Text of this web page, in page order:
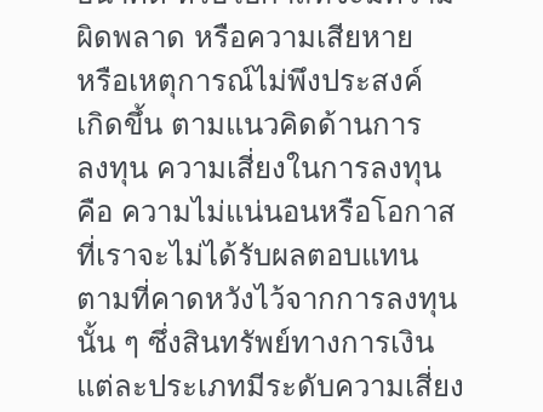
ผิดพลาด หรือความเสียหาย
หรือเหตุการณ์ไม่พึงประสงค์
เกิดขึ้น ตามแนวคิดด้านการ
ลงทุน ความเสี่ยงในการลงทุน
คือ ความไม่แน่นอนหรือโอกาส
ที่เราจะไม่ได้รับผลตอบแทน
ตามที่คาดหวังไว้จากการลงทุน
นั้น ๆ ซึ่งสินทรัพย์ทางการเงิน
แต่ละประเภทมีระดับความเสี่ยง